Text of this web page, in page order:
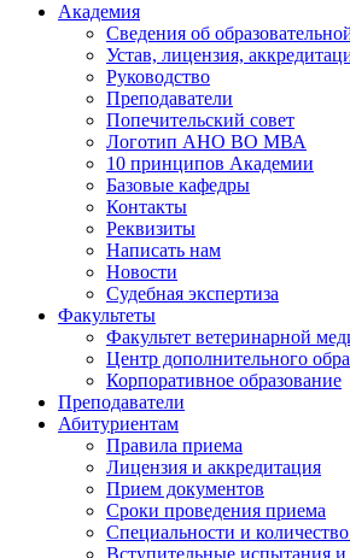
Академия
Сведения об
Устав, лицензия,
Руководство
Преподаватели
Попечительский совет
Логотип АНО ВО МВА
10 принципов Академии
Базовые кафедры
Контакты
Реквизиты
Написать нам
Новости
Судебная экспертиза
Факультеты
Факультет ветеринарной
Центр дополнительного
Корпоративное образование
Преподаватели
Абитуриентам
Правила приема
Лицензия и аккредитация
Прием документов
Сроки проведения приема
Специальности и
Вступительные испытания